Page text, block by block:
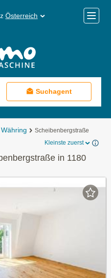
Österreich
Menü
Suchagent
Scheibenbergstraße
Kleinste zuerst
in 1180